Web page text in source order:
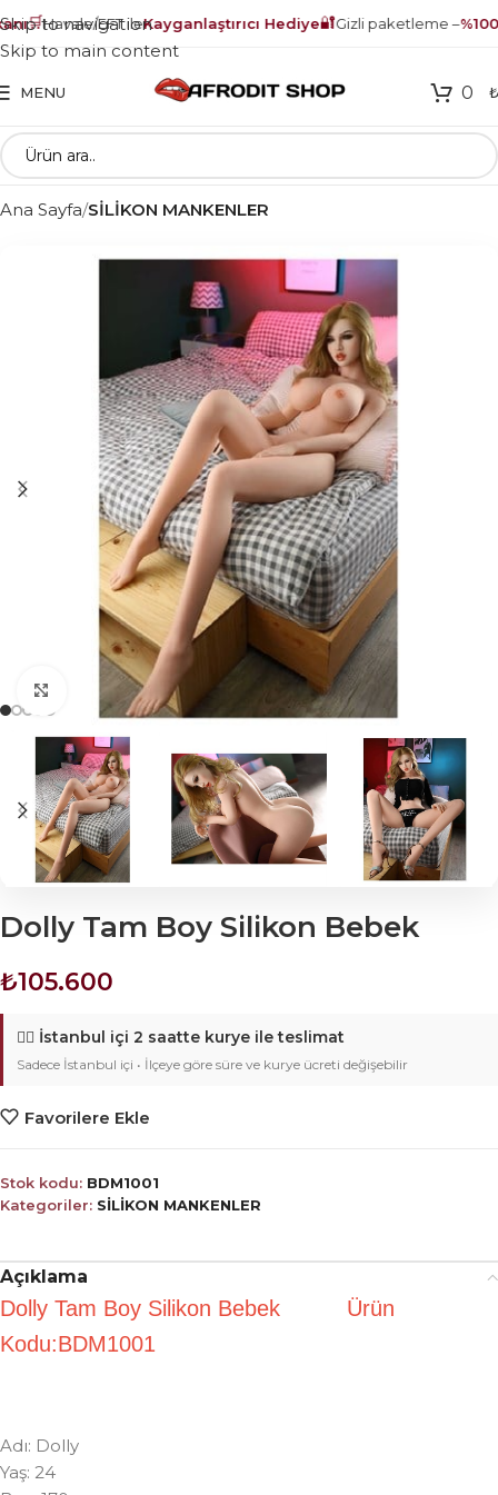
🛒Havale/EFT ileKayganlaştırıcı Hediye🔐Gizli paketleme –%100
Skip to navigation
Skip to main content
MENU 0 ₺
Ana Sayfa SİLİKON MANKENLER
Click to enlarge
Dolly Tam Boy Silikon Bebek
₺105.600
🚴‍♂️ İstanbul içi 2 saatte kurye ile teslimat
Sadece İstanbul içi • İlçeye göre süre ve kurye ücreti değişebilir
Favorilere Ekle
Stok kodu: BDM1001
Kategoriler: SİLİKON MANKENLER
Açıklama
Dolly Tam Boy Silikon Bebek Ürün
Kodu:BDM1001
Adı: Dolly
Yaş: 24